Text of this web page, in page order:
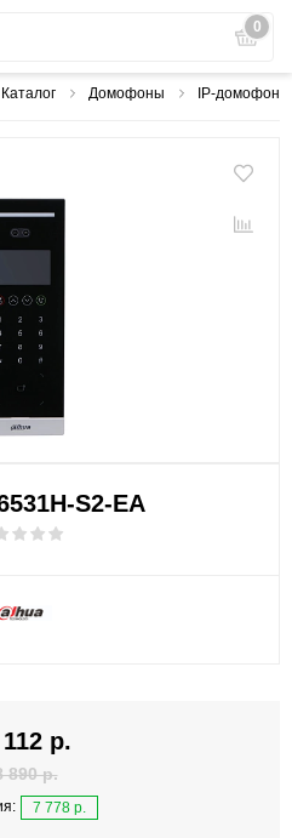
0
Каталог Домофоны IP-
S2-EA
р.
890 р.
7 778 р.